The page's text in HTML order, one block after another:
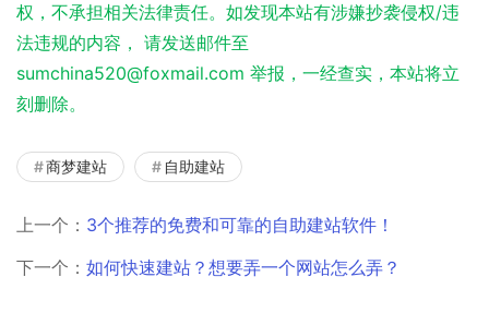
权，不承担相关法律责任。如发现本站有涉嫌抄袭侵权/违
法违规的内容， 请发送邮件至
sumchina520@foxmail.com 举报，一经查实，本站将立
刻删除。
商梦建站 自助建站
上一个： 3个推荐的免费和可靠的自助建站软件！
下一个： 如何快速建站？想要弄一个网站怎么弄？